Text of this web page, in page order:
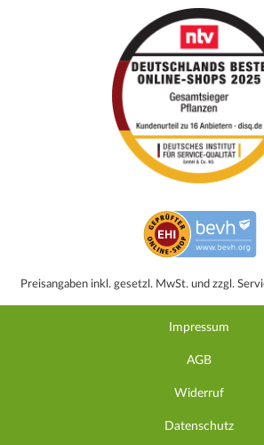
Preisangaben inkl. gesetzl. MwSt. und zzgl.
Impressum
AGB
Widerruf
Datenschutz